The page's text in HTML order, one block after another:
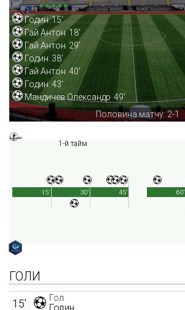
Годин 15'
Гай Антон 18'
Гай Антон 29'
Годин 38'
Гай Антон 40'
Годин 43'
Мандичев Олександр 49'
Половина матчу: 2-1
1-й тайм
45'
15' 30' 60'
ГОЛИ
Гол
Годин
15'